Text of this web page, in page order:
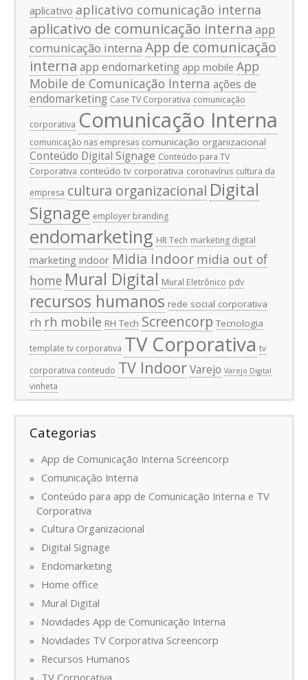
aplicativo aplicativo comunicação interna
aplicativo de comunicação interna app
comunicação interna App de comunicação
interna app endomarketing app mobile App
Mobile de Comunicação Interna ações de
endomarketing Case TV Corporativa comunicação
corporativa Comunicação Interna
comunicação nas empresas comunicação organizacional
Conteúdo Digital Signage Conteúdo para TV
Corporativa conteúdo tv corporativa coronavírus cultura da
empresa cultura organizacional Digital
Signage employer branding
endomarketing HR Tech marketing digital
marketing indoor Midia Indoor midia out of
home Mural Digital Mural Eletrônico pdv
recursos humanos rede social corporativa
rh rh mobile RH Tech Screencorp Tecnologia
template tv corporativa TV Corporativa tv
corporativa conteudo TV IndoorVarejo Varejo Digital
vinheta
Categorias
App de Comunicação Interna Screencorp
Comunicação Interna
Conteúdo para app de Comunicação Interna e TV
Corporativa
Cultura Organizacional
Digital Signage
Endomarketing
Home office
Mural Digital
Novidades App de Comunicação Interna
Novidades TV Corporativa Screencorp
Recursos Humanos
TV Corporativa